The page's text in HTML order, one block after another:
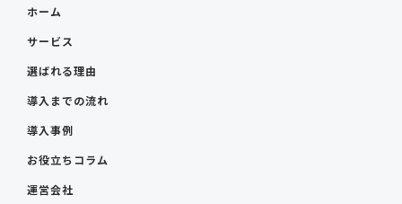
ホーム
サービス
選ばれる理由
導入までの流れ
導入事例
お役立ちコラム
運営会社